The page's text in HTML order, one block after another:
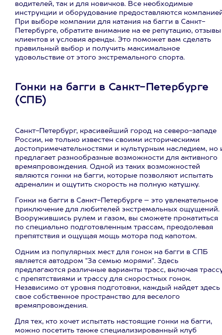
водителей, так и для новичков. Все необходимые
инструкции и оборудование предоставляются
При выборе компании для катания на багги в Санкт-
Петербурге, обратите внимание на ее репутацию, отзывы
клиентов и условия аренды. Это поможет вам сделать
правильный выбор и получить максимальное
удовольствие от этого экстремального спорта.
Гонки на багги в Санкт-Петербурге
(СПБ)
Санкт-Петербург, красивейший город на северо-западе
России, не только известен своими историческими
достопримечательностями и культурным наследием, но
предлагает разнообразные возможности для активного
времяпровождения. Одной из таких возможностей
являются гонки на багги, которые позволяют испытать
адреналин и ощутить скорость на полную катушку.
Гонки на багги в Санкт-Петербурге – это увлекательное
приключение для любителей экстремальных ощущений.
Вооружившись рулем и газом, вы сможете прокатиться
по специально подготовленным трассам, преодолевая
препятствия и ощущая мощь мотора под капотом.
Одним из популярных мест для гонок на багги в СПБ
является автодром "За семью морями". Здесь
предлагаются различные варианты трасс, включая
с препятствиями и трассу для скоростных гонок.
Независимо от уровня подготовки, каждый найдет здесь
свое собственное пространство для веселого
времяпровождения.
Для тех, кто хочет испытать настоящие гонки на багги,
можно посетить также специализированный клуб